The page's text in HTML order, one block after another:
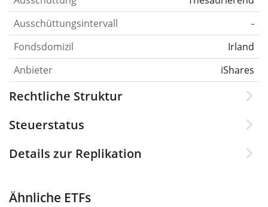
Ausschüttungsintervall
-
Fondsdomizil
Irland
Anbieter
iShares
Rechtliche Struktur
Steuerstatus
Details zur Replikation
Ähnliche ETFs